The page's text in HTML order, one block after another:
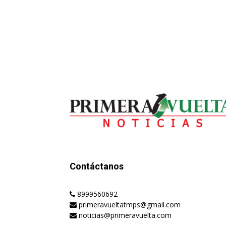
Contáctanos
8999560692
primeravueltatmps@gmail.com
noticias@primeravuelta.com